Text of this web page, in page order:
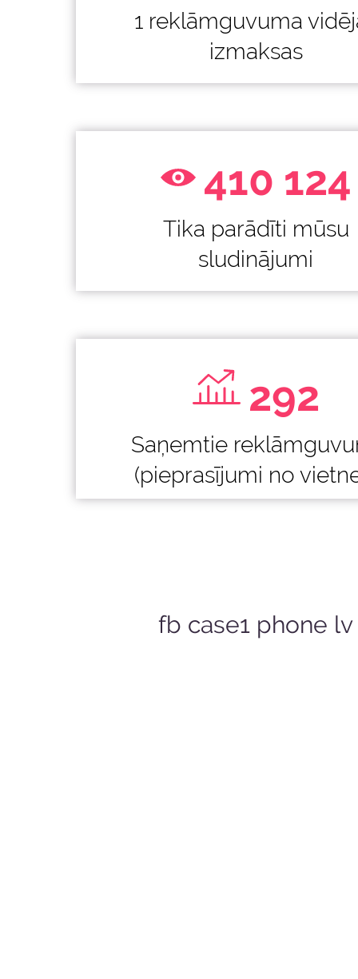
1 reklāmguvuma
izmaksas
410 124
Tika parādīti mūsu
sludinājumi
292
Saņemtie
(pieprasījumi no